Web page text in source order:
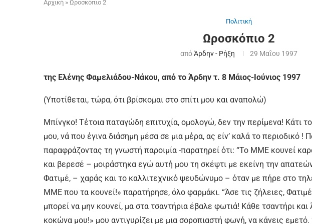
Αρχική » Ωροσκόπιο 2
Πολιτική
Ωροσκόπιο 2
απόΆρδην - Ρήξη 29 Μαΐου 1997
της Ελένης Φαμελιάδου-Νάκου, από το Άρδην τ. 8 Μάιος-Ιούνιος 1997
(Υποτίθεται, τώρα, ότι βρίσκομαι στο σπίτι μου και αναπολώ)
Μπίνγκο! Τέτοια παταγώδη επιτυχία, ομολογώ, δεν την περίμενα! Κάτι
µου, νά που έγινα διάσηµη µέσα σε µια µέρα, ας είν’ καλά το περιοδικό !
παραφράζοντας τη γνωστή παροιμία -παρατηρεί ότι: “Το ΜΜΕ κουνεί
και βερεσέ – µοιράστηκα εγώ αυτή µου τη σκέψτι µε εκείνη την
Φατιμέ, – χαράς και το καλλιτεχνικό ψευδώνυμο – όταν µε πήρε στο
ΜΜΕ που τα κουνεί!» παρατήρησε, όλο φαρμάκι. “Άσε τις ζήλειες,
µπορεί να µην κουνεί, µα στα τσαντήρια έβαλε φωτιά! Κάθε τσαντήρι
κοκώνα μου!» µου αντιγυρίζει µε µια σοροπιαστή φωνή, να κάνεις